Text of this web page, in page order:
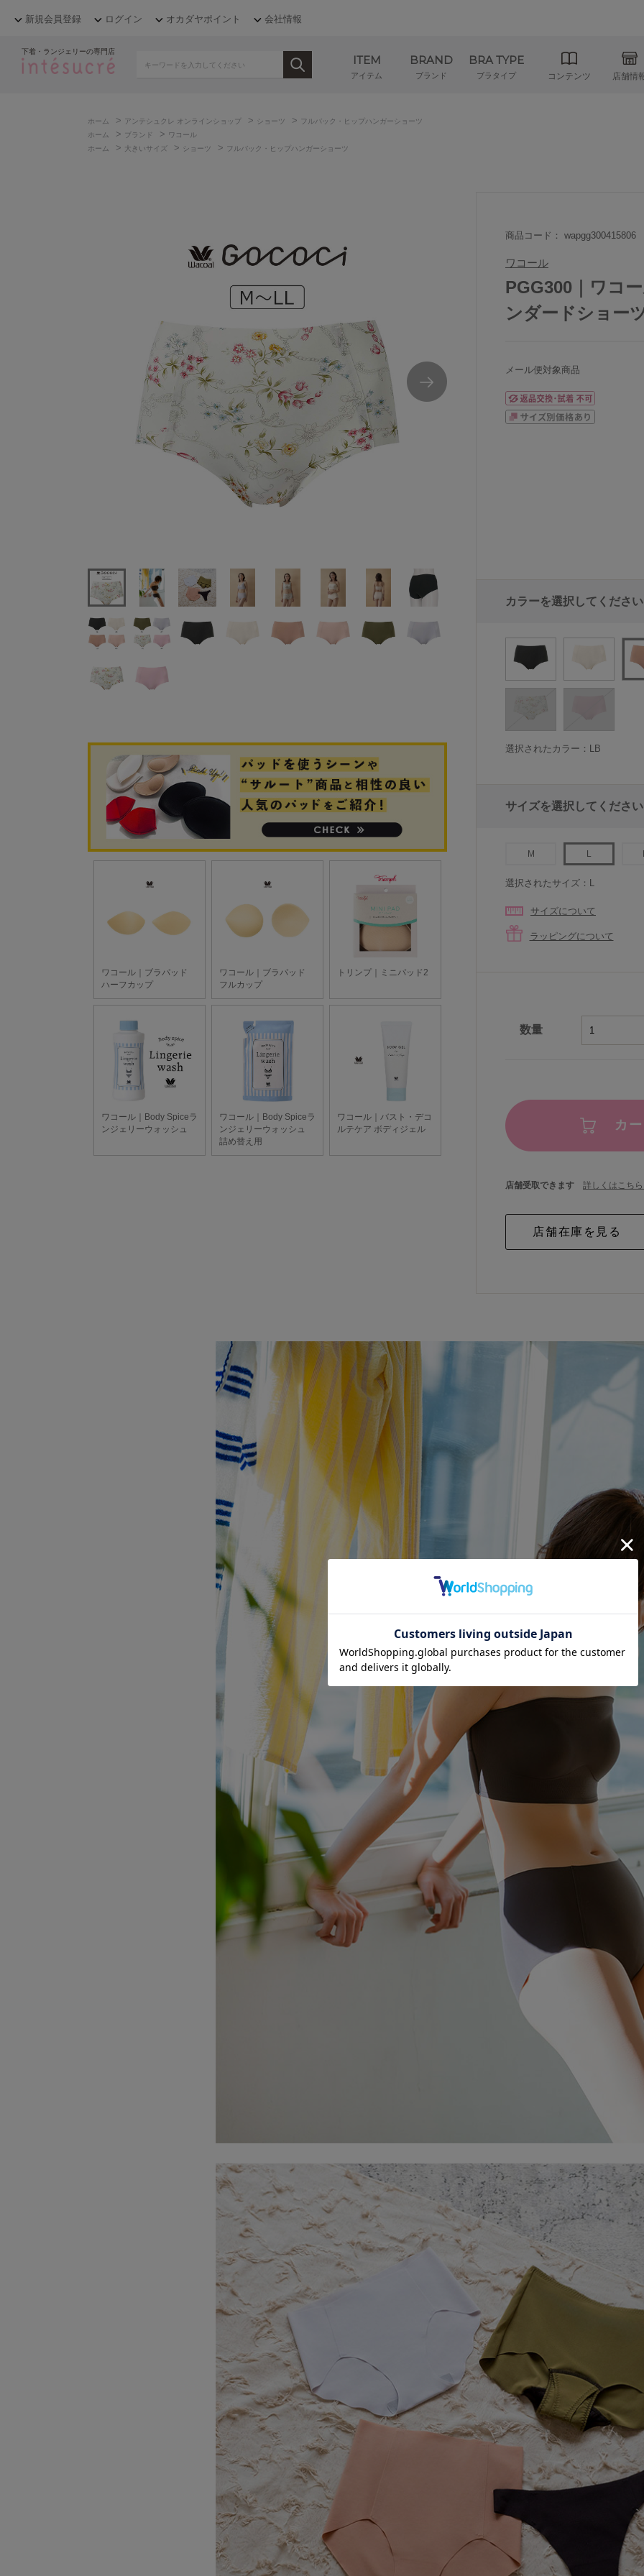
新規会員登録 ログイン オカダヤポイント 会社情報
下着・ランジェリーの専門店
ITEM
アイテム
BRAND
ブランド
BRA TYPE
ブラタイプ コンテンツ 店舗情
ホーム > アンテシュクレ オンラインショップ > ショーツ > フルバック・ヒップハンガーショーツ
ホーム
> ブランド > ワコール
ホーム
> 大きいサイズ > ショーツ > フルバック・ヒップハンガーショーツ
商品コード： wapgg300415806
ワコール
PGG300｜ワコ
ンダードショー
メール便対象商品
カラーを選択してください
選択されたカラー：LB
サイズを選択してください
M L
選択されたサイズ：L
サイズについて
ラッピングについて
数量
カ
店舗受取できます 詳しくはこち